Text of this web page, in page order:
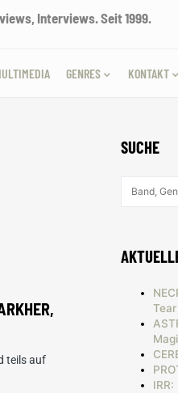
Interviews. Seit 1999.
GENRES KONTAKT
teils auf
SUCHE